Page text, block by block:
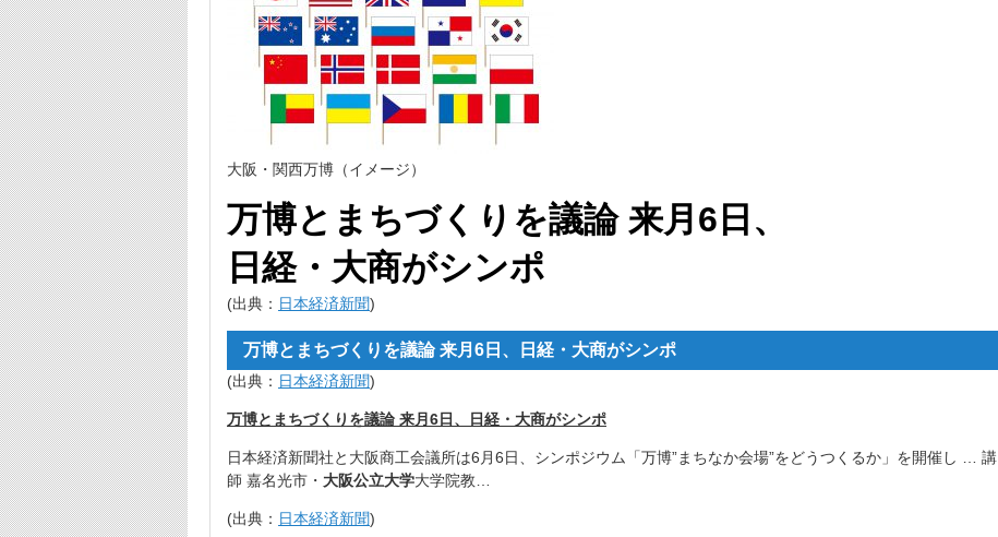
大阪・関西万博（イメージ）
万博とまちづくりを議論 来月6日、
日経・大商がシンポ
(出典： 日本経済新聞)
万博とまちづくりを議論 来月6日、日経・大商がシンポ
(出典： 日本経済新聞)
万博とまちづくりを議論 来月6日、日経・大商がシンポ
日本経済新聞社と大阪商工会議所は6月6日、シンポジウム「万博”まちなか会場”をどうつくるか」を開催し … 講
師 嘉名光市・ 大阪公立大学大学院教…
(出典： 日本経済新聞)